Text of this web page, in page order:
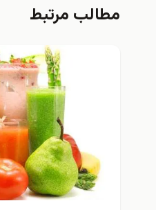
مطالب مرتبط